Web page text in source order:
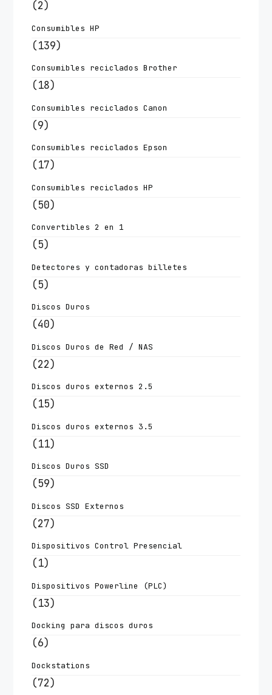
(2)
Consumibles HP
(139)
Consumibles reciclados Brother
(18)
Consumibles reciclados Canon
(9)
Consumibles reciclados Epson
(17)
Consumibles reciclados HP
(50)
Convertibles 2 en 1
(5)
Detectores y contadoras billetes
(5)
Discos Duros
(40)
Discos Duros de Red / NAS
(22)
Discos duros externos 2.5
(15)
Discos duros externos 3.5
(11)
Discos Duros SSD
(59)
Discos SSD Externos
(27)
Dispositivos Control Presencial
(1)
Dispositivos Powerline (PLC)
(13)
Docking para discos duros
(6)
Dockstations
(72)